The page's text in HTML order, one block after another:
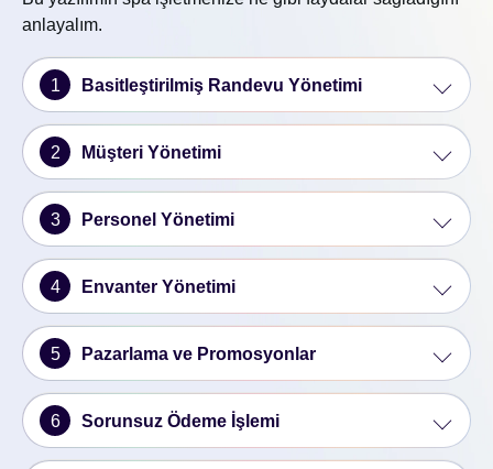
anlayalım.
1 Basitleştirilmiş Randevu Yönetimi
2 Müşteri Yönetimi
3 Personel Yönetimi
4 Envanter Yönetimi
5 Pazarlama ve Promosyonlar
6 Sorunsuz Ödeme İşlemi